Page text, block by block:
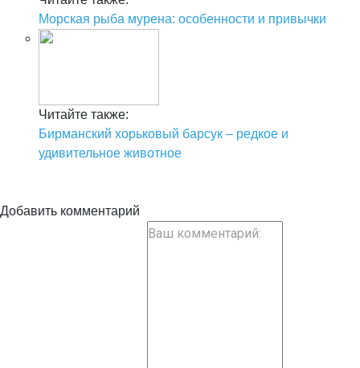
Морская рыба мурена: особенности и привычки
Читайте также:
Бирманский хорьковый барсук – редкое и
удивительное животное
Добавить комментарий